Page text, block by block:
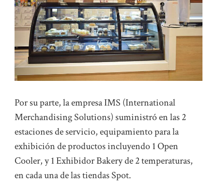
Por su parte, la empresa IMS (International
Merchandising Solutions) suministró en las 2
estaciones de servicio, equipamiento para la
exhibición de productos incluyendo 1 Open
Cooler, y 1 Exhibidor Bakery de 2 temperaturas,
en cada una de las tiendas Spot.